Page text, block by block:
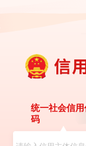
统一社会信用
码